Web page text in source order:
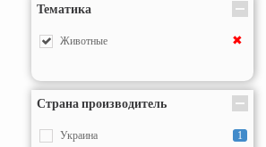
Тематика
Животные ✖
Страна производитель
Украина 1